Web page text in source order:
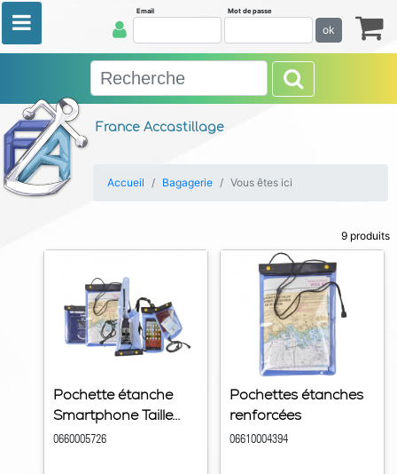
France Accastillage
Email Mot de passe
ok
Accueil Bagagerie Vous êtes ici
9 produits
Pochette étanche
Smartphone Taille...
0660005726
Pochettes étanches
renforcées
06610004394